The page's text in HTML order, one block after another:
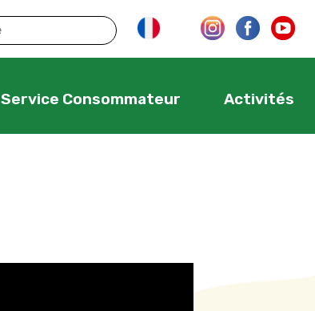
Service Consommateur Activités